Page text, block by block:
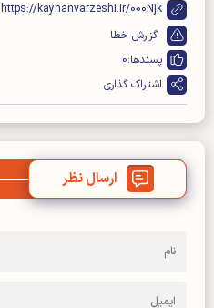
https://kayhanvarzeshi.ir/000Njk
گزارش خطا
پسندها:0
اشتراک گذاری
ارسال نظر